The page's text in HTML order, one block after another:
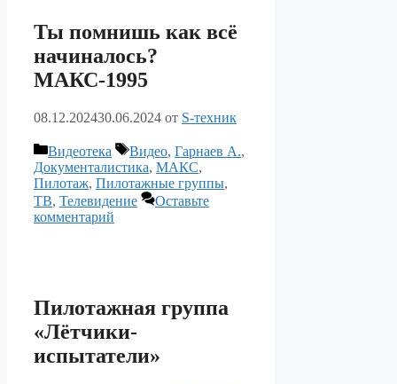
Ты помнишь как всё
начиналось?
МАКС-1995
08.12.202430.06.2024 от S-техник
Рубрики
Видеотека Метки
Видео, Гарнаев А.,
Документалистика, МАКС,
Пилотаж, Пилотажные группы,
ТВ, Телевидение
Оставьте
комментарий
Пилотажная группа
«Лётчики-
испытатели»